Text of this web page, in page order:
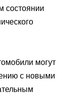
состоянии
могут
с новыми